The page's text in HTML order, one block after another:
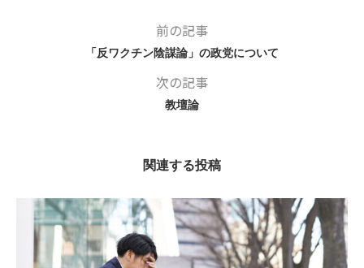
前の記事
「反ワクチン陰謀論」の政党について
次の記事
教壇論
関連する投稿